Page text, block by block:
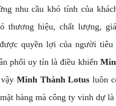
nhu cầu khó tính của
thương hiệu, chất lượng,
quyền lợi của người tiêu
phối uy tín là điều khiến
Minh Thành Lotus luôn
hàng mà công ty vinh dự là